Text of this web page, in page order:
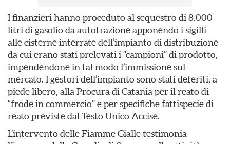
I finanzieri hanno proceduto al sequestro di 8.000
litri di gasolio da autotrazione apponendo i sigilli
alle cisterne interrate dell’impianto di distribuzione
da cui erano stati prelevati i “campioni” di prodotto,
impendendone in tal modo l’immissione sul
mercato. I gestori dell’impianto sono stati deferiti, a
piede libero, alla Procura di Catania per il reato di
“frode in commercio” e per specifiche fattispecie di
reato previste dal Testo Unico Accise.
L’intervento delle Fiamme Gialle testimonia